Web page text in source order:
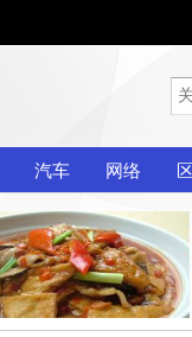
汽车 网络